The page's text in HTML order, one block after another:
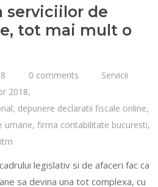
serviciilor de
tot mai mult o
0 comments
Servicii
2018,
, depunere declaratii fiscale online,
umane,firma contabilitate bucuresti,
legislativ si de afaceri fac ca
sa devina una tot complexa, cu